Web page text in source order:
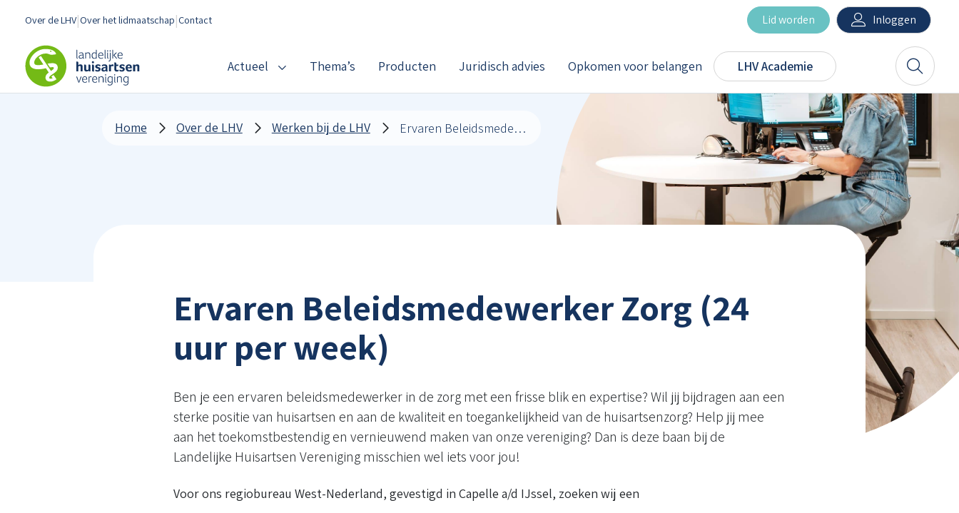
Over de LHV Over het lidmaatschap Contact Lid worden Inloggen
LHV
Actueel Thema’s Producten Juridisch advies Opkomen voor belangen LHV Academie
Zoeken
Home Over de LHV Werken bij de LHV Ervaren Beleidsmedewerker Zorg (24 uur per week)
Ervaren Beleidsmedewerker Zorg (24
uur per week)
Ben je een ervaren beleidsmedewerker in de zorg met een frisse blik en expertise? Wil jij bijdragen aan een
sterke positie van huisartsen en aan de kwaliteit en toegankelijkheid van de huisartsenzorg? Help jij mee
aan het toekomstbestendig en vernieuwend maken van onze vereniging? Dan is deze baan bij de
Landelijke Huisartsen Vereniging misschien wel iets voor jou!
Voor ons regiobureau West-Nederland, gevestigd in Capelle a/d IJssel, zoeken wij een